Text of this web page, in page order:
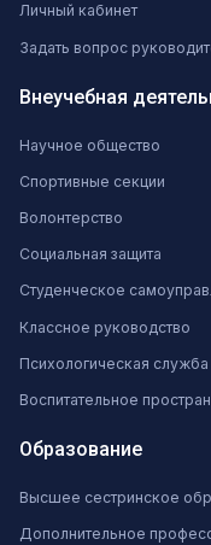
Личный кабинет
Задать вопрос
Внеучебная
Научное общество
Спортивные секции
Волонтерство
Социальная защита
Студенческое
Классное руководство
Психологическая служба
Воспитательное
Образование
Высшее сестринское
Дополнительное